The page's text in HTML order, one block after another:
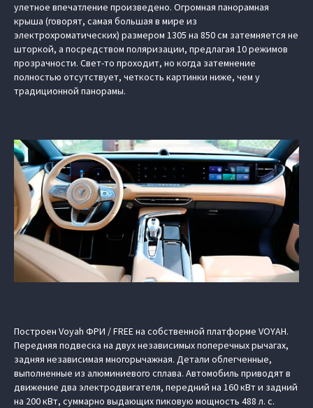
улетное впечатление произведено. Огромная панорамная
крыша (говорят, самая большая в мире из
электрохроматических) размером 1305 на 850 см затемняется не
шторкой, а посредством поляризации, предлагая 10 режимов
прозрачности. Свет-то проходит, но когда затемнение
полностью отсутствует, четкость картинки ниже, чем у
традиционной панорамы.
Построен Voyah ФРИ / FREE на собственной платформе VOYAH.
Передняя подвеска на двух независимых поперечных рычагах,
задняя независимая многорычажная. Детали облегченные,
выполненные из алюминиевого сплава. Автомобиль приводят в
движение два электродвигателя, передний на 160 кВт и задний
на 200 кВт, суммарно выдающих пиковую мощность 488 л. с.